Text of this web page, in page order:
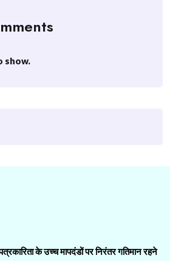
show.
के उच्च मापदंडों पर निरंतर गतिमान रहने